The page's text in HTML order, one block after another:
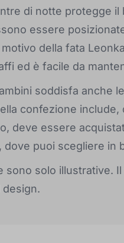
di notte protegge
essere
della fata
ed è facile da
soddisfa anche
confezione include,
deve essere
dove puoi scegliere in
sono solo illustrative.
design.